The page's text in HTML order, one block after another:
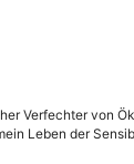
Verfechter von
Leben der